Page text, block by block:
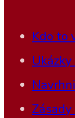
Kdo to
Zásady